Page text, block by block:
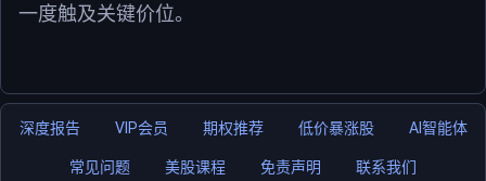
一度触及关键价位。
深度报告 VIP会员 期权推荐 低价暴涨股 AI智能体
常见问题 美股课程 免责声明 联系我们